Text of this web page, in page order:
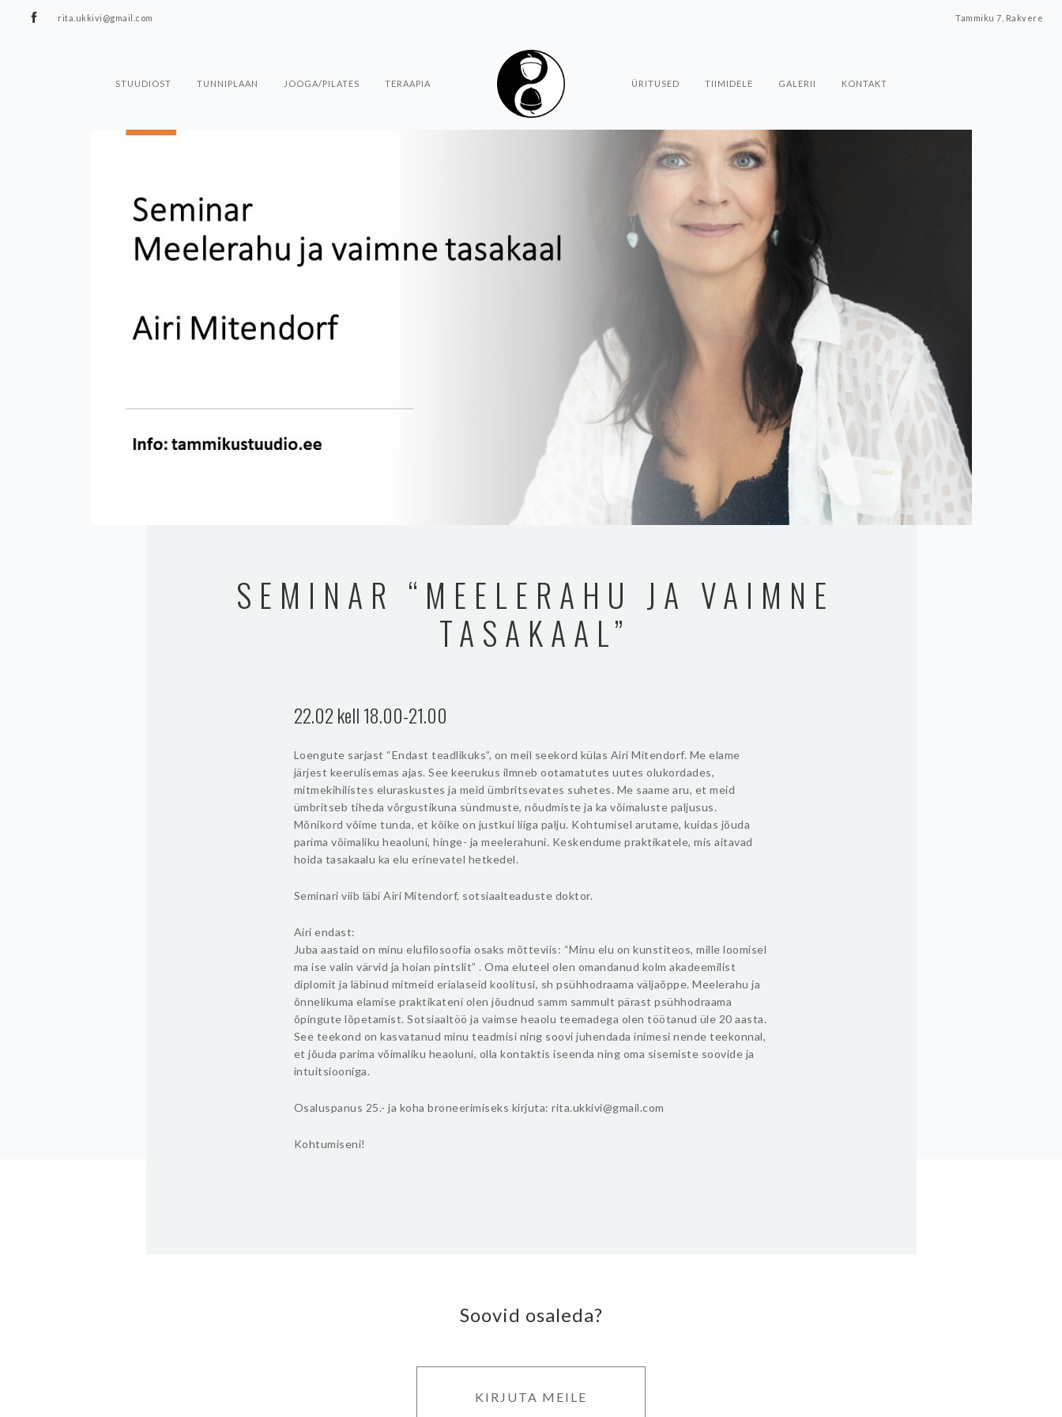
rita.ukkivi@gmail.com Tammiku 7, Rakvere
STUUDIOST TUNNIPLAAN JOOGA/PILATES TERAAPIA ÜRITUSED TIIMIDELE GALERII KONTAKT
SEMINAR “MEELERAHU JA VAIMNE
TASAKAAL”
22.02 kell 18.00-21.00
Loengute sarjast “Endast teadlikuks”, on meil seekord külas Airi Mitendorf. Me elame
järjest keerulisemas ajas. See keerukus ilmneb ootamatutes uutes olukordades,
mitmekihilistes eluraskustes ja meid ümbritsevates suhetes. Me saame aru, et meid
ümbritseb tiheda võrgustikuna sündmuste, nõudmiste ja ka võimaluste paljusus.
Mõnikord võime tunda, et kõike on justkui liiga palju. Kohtumisel arutame, kuidas jõuda
parima võimaliku heaoluni, hinge- ja meelerahuni. Keskendume praktikatele, mis aitavad
hoida tasakaalu ka elu erinevatel hetkedel.
Seminari viib läbi Airi Mitendorf, sotsiaalteaduste doktor.
Airi endast:
Juba aastaid on minu elufilosoofia osaks mõtteviis: “Minu elu on kunstiteos, mille loomisel
ma ise valin värvid ja hoian pintslit” . Oma eluteel olen omandanud kolm akadeemilist
diplomit ja läbinud mitmeid erialaseid koolitusi, sh psühhodraama väljaõppe. Meelerahu ja
õnnelikuma elamise praktikateni olen jõudnud samm sammult pärast psühhodraama
õpingute lõpetamist. Sotsiaaltöö ja vaimse heaolu teemadega olen töötanud üle 20 aasta.
See teekond on kasvatanud minu teadmisi ning soovi juhendada inimesi nende teekonnal,
et jõuda parima võimaliku heaoluni, olla kontaktis iseenda ning oma sisemiste soovide ja
intuitsiooniga.
Osaluspanus 25.- ja koha broneerimiseks kirjuta: rita.ukkivi@gmail.com
Kohtumiseni!
Soovid osaleda?
KIRJUTA MEILE